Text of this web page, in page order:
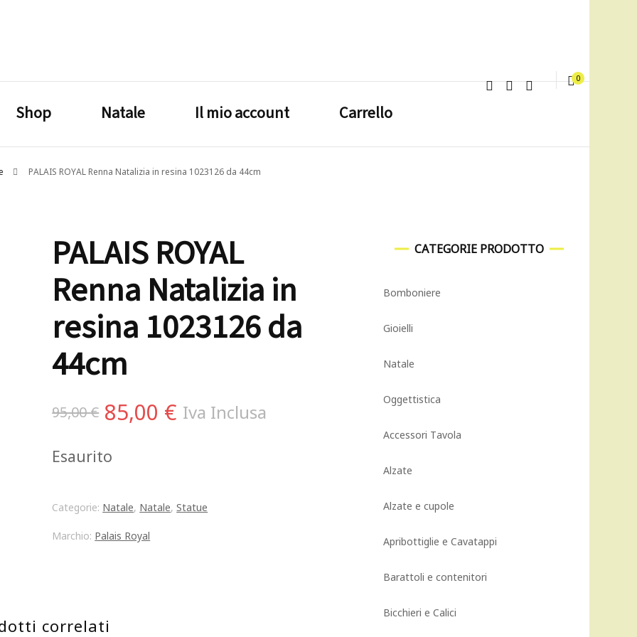
0
Shop Natale Il mio account Carrello
PALAIS ROYAL Renna Natalizia in resina 1023126 da 44cm
PALAIS ROYAL
Renna Natalizia in
resina 1023126 da
44cm
95,00€ Il
era:
95,00 €.
85,00 € Il
è:
Iva Inclusa
Esaurito
Categorie: Natale, Natale,Statue
Marchio: Palais Royal
correlati
CATEGORIE PRODOTTO
Bomboniere
Gioielli
Natale
Oggettistica
Accessori Tavola
Alzate
Alzate e cupole
Apribottiglie e Cavatappi
Barattoli e contenitori
Bicchieri e Calici